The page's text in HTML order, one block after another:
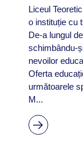
Liceul
o instituție cu
De-a lungul
schimbându-
nevoilor
Oferta
următoarele
M...